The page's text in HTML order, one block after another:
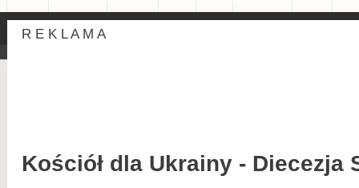
R E K L A M A
Kościół dla Ukrainy - Diecezja